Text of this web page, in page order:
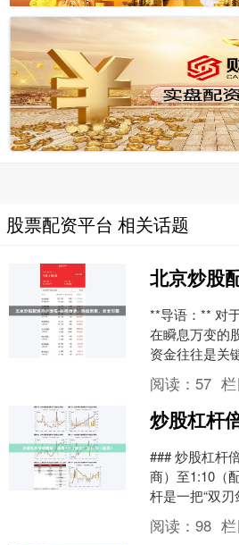
股票配资平台 相关话题
**导语：** 对
在瞬息万变的
资金往往是关
票配资服务，
供有效的资金
阅读： 57 栏
### 炒股杠杆
商）至1:10（
杆是一把“双
可能加速亏损
是投资者....
阅读：98